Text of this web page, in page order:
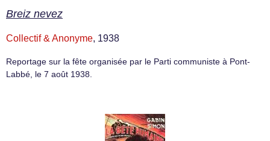
Breiz nevez
Collectif & Anonyme, 1938
Reportage sur la fête organisée par le Parti communiste à Pont-
Labbé, le 7 août 1938.